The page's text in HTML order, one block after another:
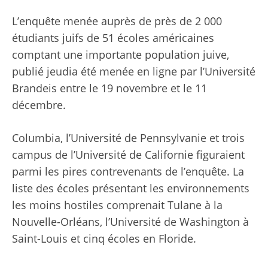
L’enquête menée auprès de près de 2 000
étudiants juifs de 51 écoles américaines
comptant une importante population juive,
publié jeudia été menée en ligne par l’Université
Brandeis entre le 19 novembre et le 11
décembre.
Columbia, l’Université de Pennsylvanie et trois
campus de l’Université de Californie figuraient
parmi les pires contrevenants de l’enquête. La
liste des écoles présentant les environnements
les moins hostiles comprenait Tulane à la
Nouvelle-Orléans, l’Université de Washington à
Saint-Louis et cinq écoles en Floride.